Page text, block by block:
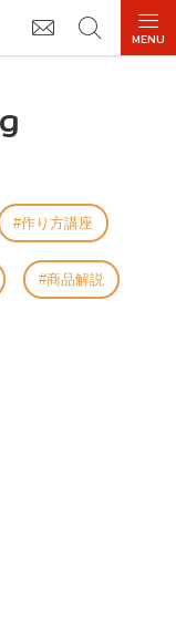
作り方講座
商品解説